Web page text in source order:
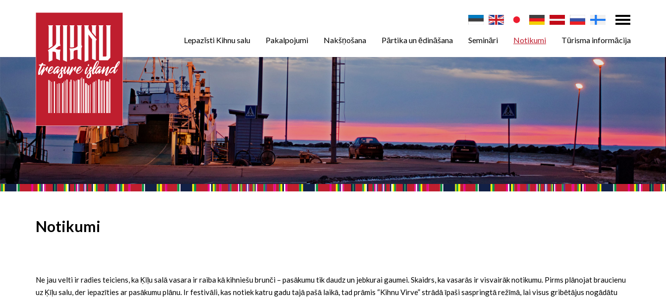
Lepazīsti Kihnu salu Pakalpojumi Nakšņošana Pārtika un ēdināšana Semināri Notikumi Tūrisma informācija
Notikumi
Ne jau velti ir radies teiciens, ka Ķīļu salā vasara ir raiba kā kihniešu brunči – pasākumu tik daudz un jebkurai gaumei. Skaidrs, ka vasarās ir visvairāk notikumu. Pirms plānojat braucienu
uz Ķīļu salu, der iepazīties ar pasākumu plānu. Ir festivāli, kas notiek katru gadu tajā pašā laikā, tad prāmis “Kihnu Virve” strādā īpaši saspringtā režīmā, lai visus gribētājus nogādātu